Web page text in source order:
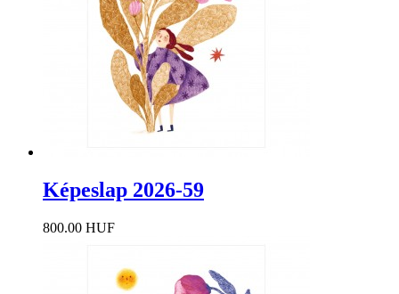
Képeslap 2026-59
800.00 HUF